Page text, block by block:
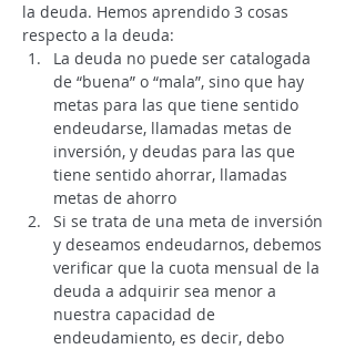
la deuda. Hemos aprendido 3 cosas
respecto a la deuda:
La deuda no puede ser catalogada
de “buena” o “mala”, sino que hay
metas para las que tiene sentido
endeudarse, llamadas metas de
inversión, y deudas para las que
tiene sentido ahorrar, llamadas
metas de ahorro
Si se trata de una meta de inversión
y deseamos endeudarnos, debemos
verificar que la cuota mensual de la
deuda a adquirir sea menor a
nuestra capacidad de
endeudamiento, es decir, debo